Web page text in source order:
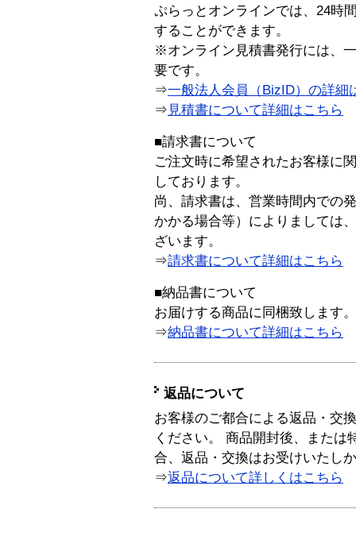
ぷらっとオンラインでは、24時
することができます。
※オンライン見積書発行には、
要です。
⇒一般法人会員（BizID）の詳細
⇒ 見積書について詳細はこちら
■請求書について
ご注文時に希望されたお客様に
しております。
尚、請求書は、営業時間内での
かかる場合等）によりましては
ざいます。
⇒請求書について詳細はこちら
■納品書について
お届けする商品に同梱致します。
⇒納品書について詳細はこちら
返品について
お客様のご都合による返品・交
ください。 商品開封後、または
合、返品・交換はお受けいたし
⇒返品について詳しくはこちら